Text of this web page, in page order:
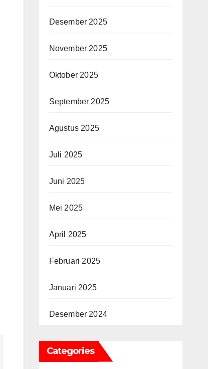
Desember 2025
November 2025
Oktober 2025
September 2025
Agustus 2025
Juli 2025
Juni 2025
Mei 2025
April 2025
Februari 2025
Januari 2025
Desember 2024
Categories